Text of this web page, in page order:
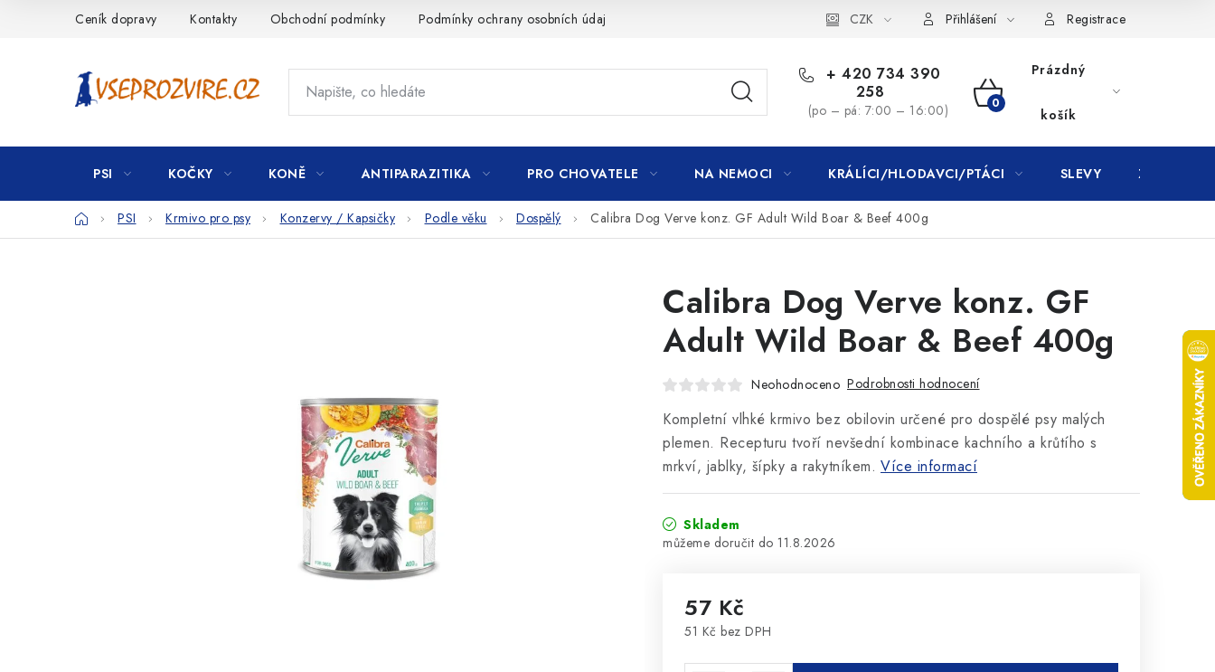
Ceník dopravy Kontakty Obchodní podmínky Podmínky ochrany osobních údajů CZK Přihlášení Registrace
+ 420 734 390
258
(po – pá: 7:00 – 16:00)
NÁKUPNÍ
KOŠÍK
Prázdný
košík
PSI KOČKY KONĚ ANTIPARAZITIKA PRO CHOVATELE NA NEMOCI KRÁLÍCI/HLODAVCI/PTÁCI SLEVY ZNAČKY
DomůPSI Krmivo pro psy Konzervy / Kapsičky Podle věku Dospělý Calibra Dog Verve konz. GF Adult Wild Boar & Beef 400g
Calibra Dog Verve konz. GF
Adult Wild Boar & Beef 400g
Neohodnoceno Podrobnosti hodnocení
Kompletní vlhké krmivo bez obilovin určené pro dospělé psy malých
plemen. Recepturu tvoří nevšední kombinace kachního a krůtího s
mrkví, jablky, šípky a rakytníkem. Více informací
Skladem
11.8.2026
57 Kč
51 Kč bez DPH